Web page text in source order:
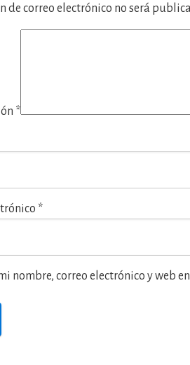
de correo electrónico no será
*
*
nombre, correo electrónico y web